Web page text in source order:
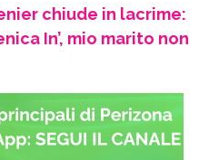
chiude in lacrime:
In’, mio marito non